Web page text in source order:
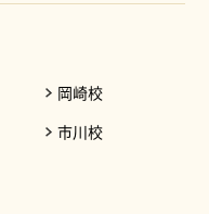
岡崎校
市川校